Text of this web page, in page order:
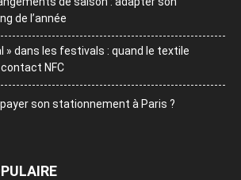
de l’année
» dans les festivals : quand le textile
NFC
son stationnement à Paris ?